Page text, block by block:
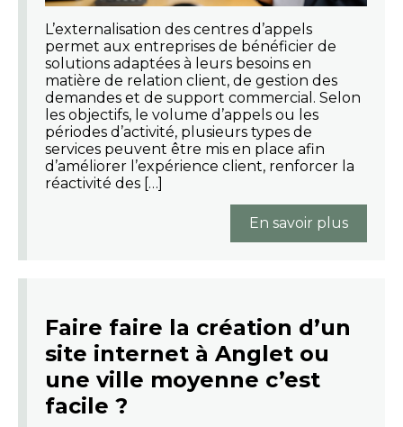
L’externalisation des centres d’appels
permet aux entreprises de bénéficier de
solutions adaptées à leurs besoins en
matière de relation client, de gestion des
demandes et de support commercial. Selon
les objectifs, le volume d’appels ou les
périodes d’activité, plusieurs types de
services peuvent être mis en place afin
d’améliorer l’expérience client, renforcer la
réactivité des […]
En savoir plus
Faire faire la création d’un
site internet à Anglet ou
une ville moyenne c’est
facile ?